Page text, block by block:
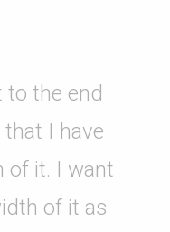
the end
I have
of it. I want
of it as